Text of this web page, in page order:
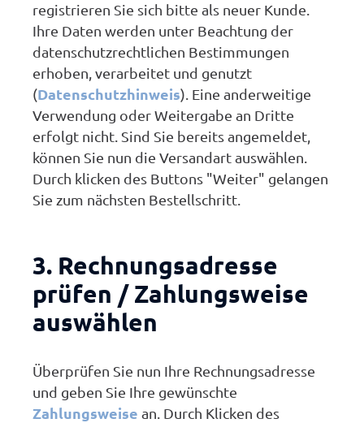
registrieren Sie sich bitte als neuer Kunde.
Ihre Daten werden unter Beachtung der
datenschutzrechtlichen Bestimmungen
erhoben, verarbeitet und genutzt
(Datenschutzhinweis). Eine anderweitige
Verwendung oder Weitergabe an Dritte
erfolgt nicht. Sind Sie bereits angemeldet,
können Sie nun die Versandart auswählen.
Durch klicken des Buttons "Weiter" gelangen
Sie zum nächsten Bestellschritt.
3. Rechnungsadresse
prüfen / Zahlungsweise
auswählen
Überprüfen Sie nun Ihre Rechnungsadresse
und geben Sie Ihre gewünschte
Zahlungsweise an. Durch Klicken des